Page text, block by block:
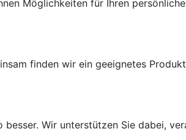
Möglichkeiten für Ihren
finden wir ein geeignetes
Wir unterstützen Sie dabei,